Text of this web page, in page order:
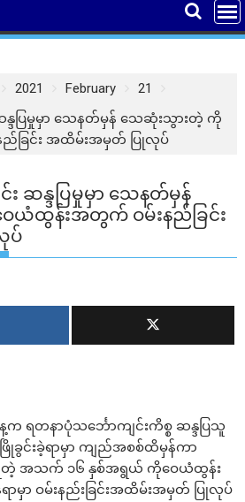
2021 February
21
န္ဒပြမှုမှာ သေနတ်မှန် သေဆုံးသွားတဲ့ ကို
ခြင်း အထိမ်းအမှတ် ပြုလုပ်
ဆန္ဒပြမှုမှာ သေနတ်မှန်
ယံထွန်းအတွက် ဝမ်းနည်ခြင်း
ပ်
က ရတနာပုံသင်္ဘောကျင်းကိစ္စ ဆန္ဒပြသူ
ခွင်းခဲ့ရာမှာ ကျည်အစစ်ထိမှန်ကာ
ခဲ့ရတဲ့ အသက် ၁၆ နှစ်အရွယ် ကိုဝေယံထွန်း
ာ ဝမ်းနည်းခြင်းအထိမ်းအမှတ် ပြုလုပ်